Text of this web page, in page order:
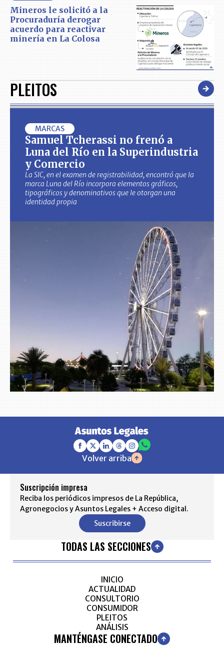
Mineros le solicitó a la
Procuraduría derogar
acuerdo para reactivar
minería en La Colosa
PLEITOS
MARCAS
Samuel Tcherassi no frenó a
Luna del Río en la Superindustria
y Comercio
La SIC, en el examen de registrabilidad, encontró que la
marca Luna del Río incorpora elementos gráficos,
tipográficos y denominativos que le otorgan una
identidad propia
Volver arriba
Suscripción impresa
Reciba los periódicos impresos de La República,
Agronegocios y Asuntos Legales + Acceso digital.
Suscribirse
TODAS LAS SECCIONES
INICIO
ACTUALIDAD
CONSULTORIO
CONSUMIDOR
PLEITOS
ANÁLISIS
MANTÉNGASE CONECTADO